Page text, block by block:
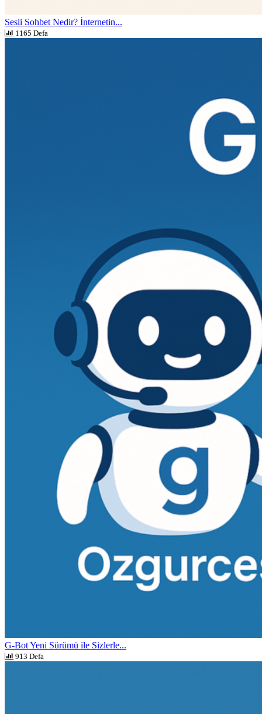
Sesli Sohbet Nedir? İnternetin...
1165 Defa
G-Bot Yeni Sürümü ile Sizlerle...
913 Defa